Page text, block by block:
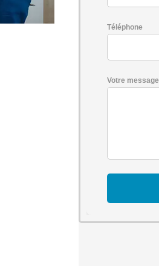
Téléphone
Votre message